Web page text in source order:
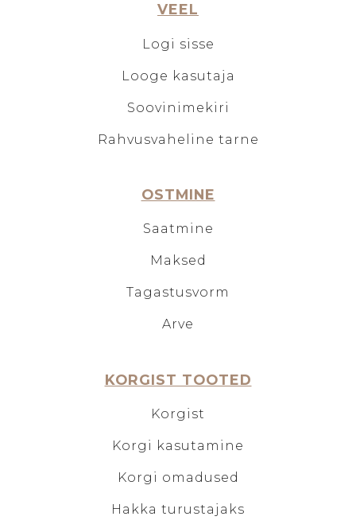
VEEL
Logi sisse
Looge kasutaja
Soovinimekiri
Rahvusvaheline tarne
OSTMINE
Saatmine
Maksed
Tagastusvorm
Arve
KORGIST TOOTED
Korgist
Korgi kasutamine
Korgi omadused
Hakka turustajaks